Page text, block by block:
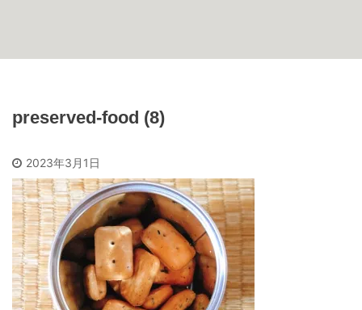
preserved-food (8)
2023年3月1日